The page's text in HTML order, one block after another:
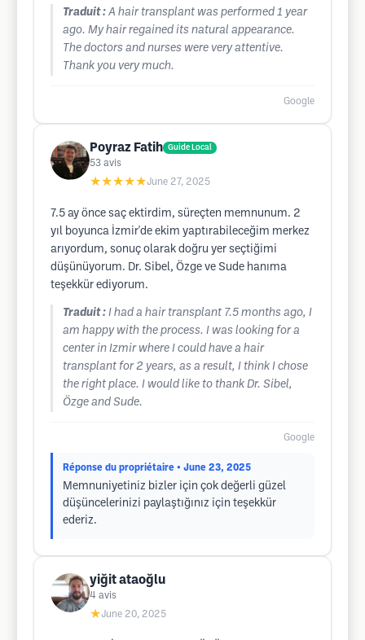
Traduit : A hair transplant was performed 1 year
ago. My hair regained its natural appearance.
The doctors and nurses were very attentive.
Thank you very much.
Google
Poyraz Fatih Guide Local
53 avis
★★★★★June 27, 2025
7.5 ay önce saç ektirdim, süreçten memnunum. 2
yıl boyunca İzmir'de ekim yaptırabileceğim merkez
arıyordum, sonuç olarak doğru yer seçtiğimi
düşünüyorum. Dr. Sibel, Özge ve Sude hanıma
teşekkür ediyorum.
Traduit : I had a hair transplant 7.5 months ago, I
am happy with the process. I was looking for a
center in Izmir where I could have a hair
transplant for 2 years, as a result, I think I chose
the right place. I would like to thank Dr. Sibel,
Özge and Sude.
Google
Réponse du propriétaire • June 23, 2025
Memnuniyetiniz bizler için çok değerli güzel
düşüncelerinizi paylaştığınız için teşekkür
ederiz.
yiğit ataoğlu
4 avis
★June 20, 2025